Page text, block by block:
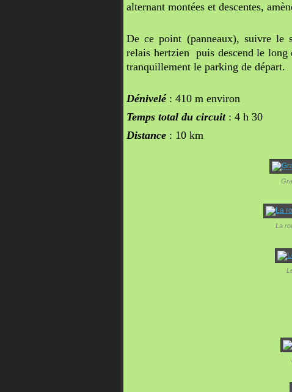
alternant montées et descentes,
De ce point (panneaux), suivre le
relais hertzien puis descend le long
tranquillement le parking de départ.
Dénivelé: 410 m environ
Temps total du circuit: 4 h 30
Distance : 10 km
La